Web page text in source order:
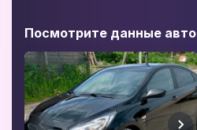
Посмотрите данные авто